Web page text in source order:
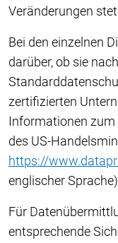
Veränderungen
Bei den einzelnen
darüber, ob sie
zertifizierten
Informationen zum
des US-
https://
englischer
Für
entsprechende